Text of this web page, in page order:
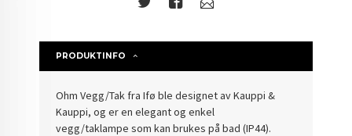
PRODUKTINFO
Ohm Vegg/Tak fra Ifø ble designet av Kauppi &
Kauppi, og er en elegant og enkel
vegg/taklampe som kan brukes på bad (IP44).